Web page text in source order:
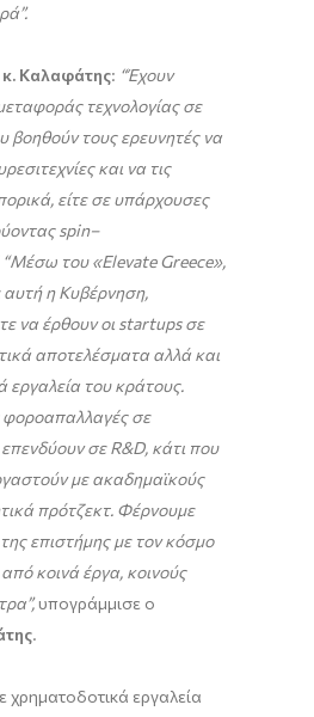
κ. Καλαφάτης: “Έχουν
τεχνολογίας σε
βοηθούν τους ερευνητές να
και να τις
είτε σε υπάρχουσες
spin–
“Μέσω του «Elevate Greece»,
αυτή η Κυβέρνηση,
να έρθουν οι startupsσε
αποτελέσματα αλλά και
εργαλεία του κράτους.
φοροαπαλλαγές σε
επενδύουν σεR&D, κάτι που
με ακαδημαϊκούς
πρότζεκτ. Φέρνουμε
επιστήμης με τον κόσμο
κοινά έργα, κοινούς
υπογράμμισε ο
.
εργαλεία